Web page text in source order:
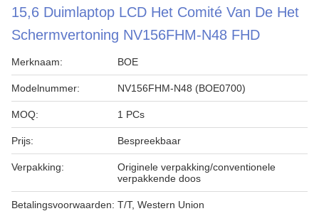
15,6 Duimlaptop LCD Het Comité Van De Het
Schermvertoning NV156FHM-N48 FHD
Merknaam: BOE
Modelnummer: NV156FHM-N48 (BOE0700)
MOQ: 1 PCs
Prijs: Bespreekbaar
Verpakking:
Originele verpakking/conventionele
verpakkende doos
Betalingsvoorwaarden: T/T, Western Union